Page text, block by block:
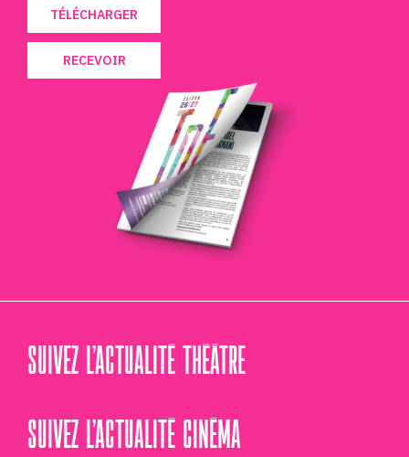
TÉLÉCHARGER
RECEVOIR
SUIVEZ L’ACTUALITÉ THÉÂTRE
SUIVEZ L’ACTUALITÉ CINÉMA